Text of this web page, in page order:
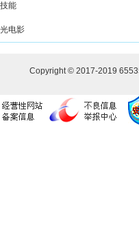
能
电影
Copyright © 2017-2019